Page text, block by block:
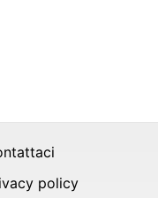
policy